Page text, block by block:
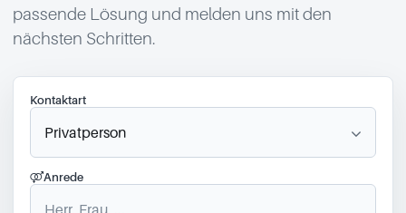
passende Lösung und melden uns mit den
nächsten Schritten.
Kontaktart
Anrede